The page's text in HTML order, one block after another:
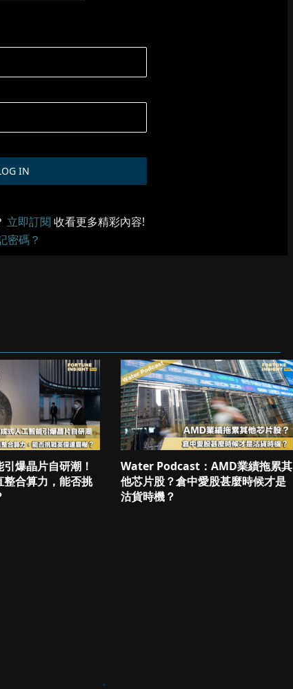
立即訂閱 收看更多精彩內容!
密碼？
爆晶片自研潮！
合算力，能否挑
Water Podcast：AMD業績拖累其
他芯片股？倉中愛股甚麼時候才是
沽貨時機？